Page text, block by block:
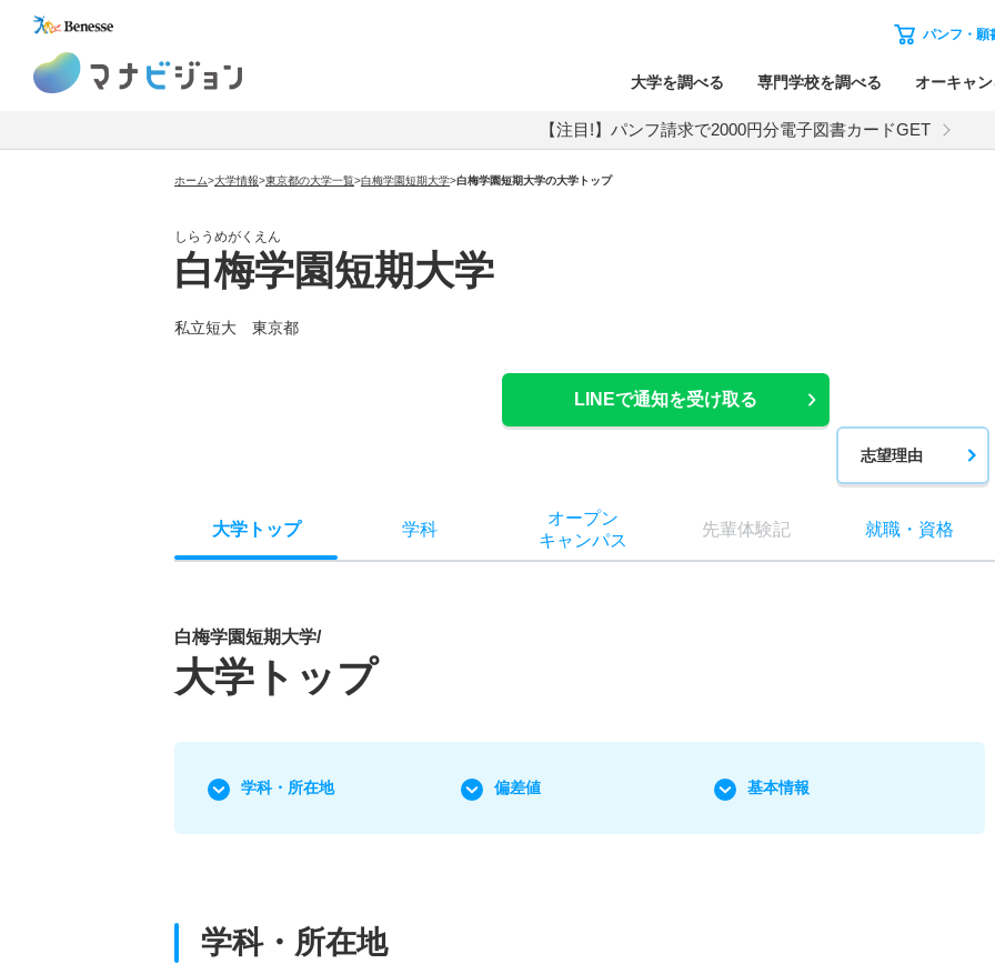
パンフ・願
大学を調べる 専門学校を調べる オーキャ
【注目!】パンフ請求で2000円分電子図書カードGET
ホーム>大学情報>東京都の大学一覧>白梅学園短期大学>白梅学園短期大学の大学トップ
しらうめがくえん
白梅学園短期大学
私立短大 東京都
LINEで通知を受け取る
志望理由
大学トップ 学科
オープン
キャンパス
先輩体験記 就職・ 資格
白梅学園短期大学/
大学トップ
学科・所在地 偏差値 基本情報
学科・所在地